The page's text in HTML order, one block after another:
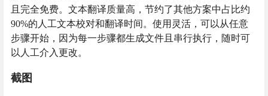
且完全免费。文本翻译质量高，节约了其他方案中占比约
90%的人工文本校对和翻译时间。使用灵活，可以从任意
步骤开始，因为每一步骤都生成文件且串行执行，随时可
以人工介入更改。
截图